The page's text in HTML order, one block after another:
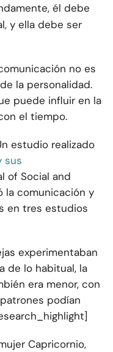
él debe
y ella debe ser
no es
la personalidad.
puede influir en la
el tiempo.
estudio realizado
sus
of Social and
la comunicación y
en tres estudios
experimentaban
de lo habitual, la
era menor, con
podían
Capricornio,